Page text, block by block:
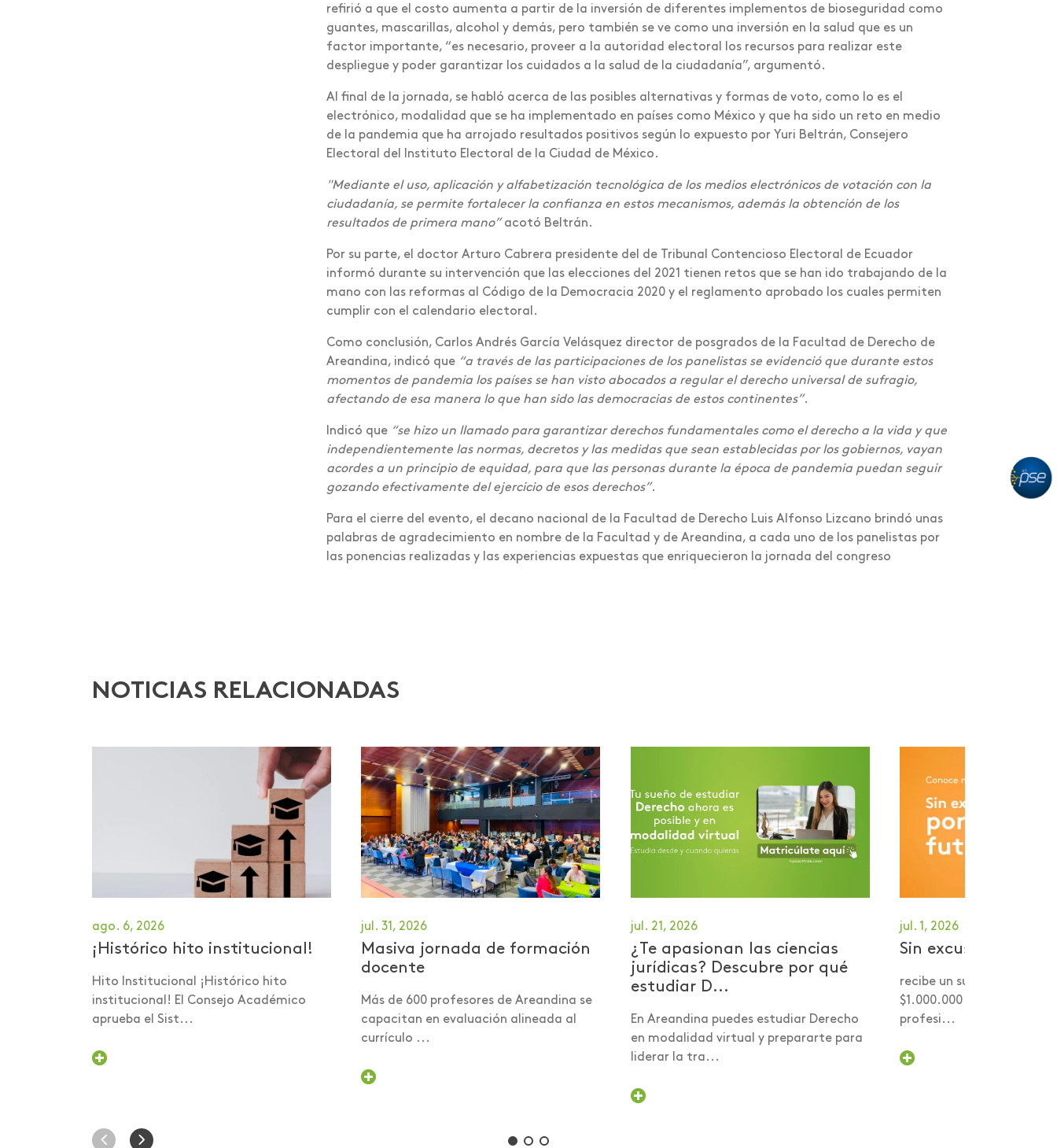
Investigaciones -
Publicaciones
ScienceTubers
Lanzamiento de libro
refirió a que el costo aumenta a partir de la inversión de diferentes implementos de bioseguridad como
guantes, mascarillas, alcohol y demás, pero también se ve como una inversión en la salud que es un
factor importante, “es necesario, proveer a la autoridad electoral los recursos para realizar este
despliegue y poder garantizar los cuidados a la salud de la ciudadanía”, argumentó.
Al final de la jornada, se habló acerca de las posibles alternativas y formas de voto, como lo es el
electrónico, modalidad que se ha implementado en países como México y que ha sido un reto en medio
de la pandemia que ha arrojado resultados positivos según lo expuesto por Yuri Beltrán, Consejero
Electoral del Instituto Electoral de la Ciudad de México.
"Mediante el uso, aplicación y alfabetización tecnológica de los medios electrónicos de votación con la
ciudadanía, se permite fortalecer la confianza en estos mecanismos, además la obtención de los
resultados de primera mano”acotó Beltrán.
Por su parte, el doctor Arturo Cabrera presidente del de Tribunal Contencioso Electoral de Ecuador
informó durante su intervención que las elecciones del 2021 tienen retos que se han ido trabajando de la
mano con las reformas al Código de la Democracia 2020 y el reglamento aprobado los cuales permiten
cumplir con el calendario electoral.
Como conclusión, Carlos Andrés García Velásquez director de posgrados de la Facultad de Derecho de
Areandina, indicó que “a través de las participaciones de los panelistas se evidenció que durante estos
momentos de pandemia los países se han visto abocados a regular el derecho universal de sufragio,
afectando de esa manera lo que han sido las democracias de estos continentes”.
Indicó que “se hizo un llamado para garantizar derechos fundamentales como el derecho a la vida y que
independientemente las normas, decretos y las medidas que sean establecidas por los gobiernos, vayan
acordes a un principio de equidad, para que las personas durante la época de pandemia puedan seguir
gozando efectivamente del ejercicio de esos derechos”.
Para el cierre del evento, el decano nacional de la Facultad de Derecho Luis Alfonso Lizcano brindó unas
palabras de agradecimiento en nombre de la Facultad y de Areandina, a cada uno de los panelistas por
las ponencias realizadas y las experiencias expuestas que enriquecieron la jornada del congreso
NOTICIAS RELACIONADAS
ago. 6, 2026
¡Histórico hito institucional!
Hito Institucional ¡Histórico hito
institucional! El Consejo Académico
aprueba el Sist...
jul. 31, 2026
Masiva jornada de formación
docente
Más de 600 profesores de Areandina se
capacitan en evaluación alineada al
currículo ...
jul. 21, 2026
¿Te apasionan las ciencias
jurídicas? Descubre por qué
estudiar D...
En Areandina puedes estudiar Derecho
en modalidad virtual y prepararte para
liderar la tra...
jul. 1, 2026
Sin excusas por tu
recibe un subsidio desde
$1.000.000 para
profesi...